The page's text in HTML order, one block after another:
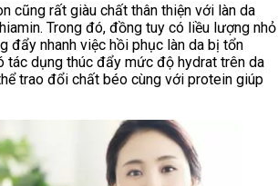
cũng rất giàu chất thân thiện với làn da
Trong đó, đồng tuy có liều lượng nhỏ
đẩy nhanh việc hồi phục làn da bị tổn
tác dụng thúc đẩy mức độ hydrat trên da
trao đổi chất béo cùng với protein giúp